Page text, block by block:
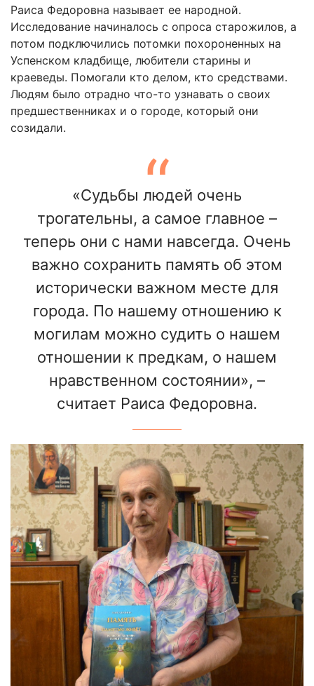
Раиса Федоровна называет ее народной.
Исследование начиналось с опроса старожилов, а
потом подключились потомки похороненных на
Успенском кладбище, любители старины и
краеведы. Помогали кто делом, кто средствами.
Людям было отрадно что-то узнавать о своих
предшественниках и о городе, который они
созидали.
«Судьбы людей очень
трогательны, а самое главное –
теперь они с нами навсегда. Очень
важно сохранить память об этом
исторически важном месте для
города. По нашему отношению к
могилам можно судить о нашем
отношении к предкам, о нашем
нравственном состоянии», –
считает Раиса Федоровна.